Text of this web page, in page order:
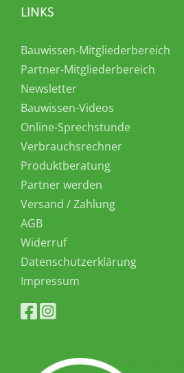
LINKS
Bauwissen-Mitgliederbereich
Partner-Mitgliederbereich
Newsletter
Bauwissen-Videos
Online-Sprechstunde
Verbrauchsrechner
Produktberatung
Partner werden
Versand / Zahlung
AGB
Widerruf
Datenschutzerklärung
Impressum